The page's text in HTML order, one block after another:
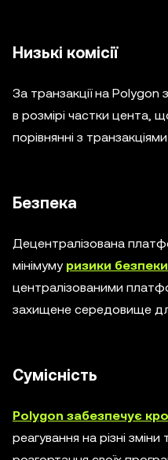
Низькі комісії
За транзакції на Polygon
в розмірі частки цента,
порівнянні з
Безпека
Децентралізована
мінімуму ризики безпеки
централізованими
захищене середовище
Сумісність
Polygon забезпечує
реагування на різні